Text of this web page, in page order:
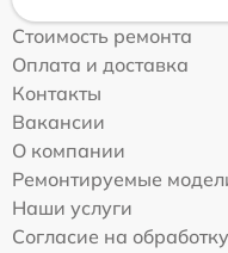
Стоимость ремонта
Оплата и доставка
Контакты
Вакансии
О компании
Ремонтируемые
Наши услуги
Согласие на